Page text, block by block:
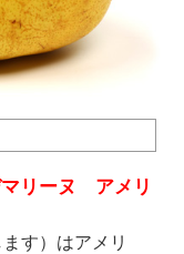
マリーヌ アメリ
す）はアメリ